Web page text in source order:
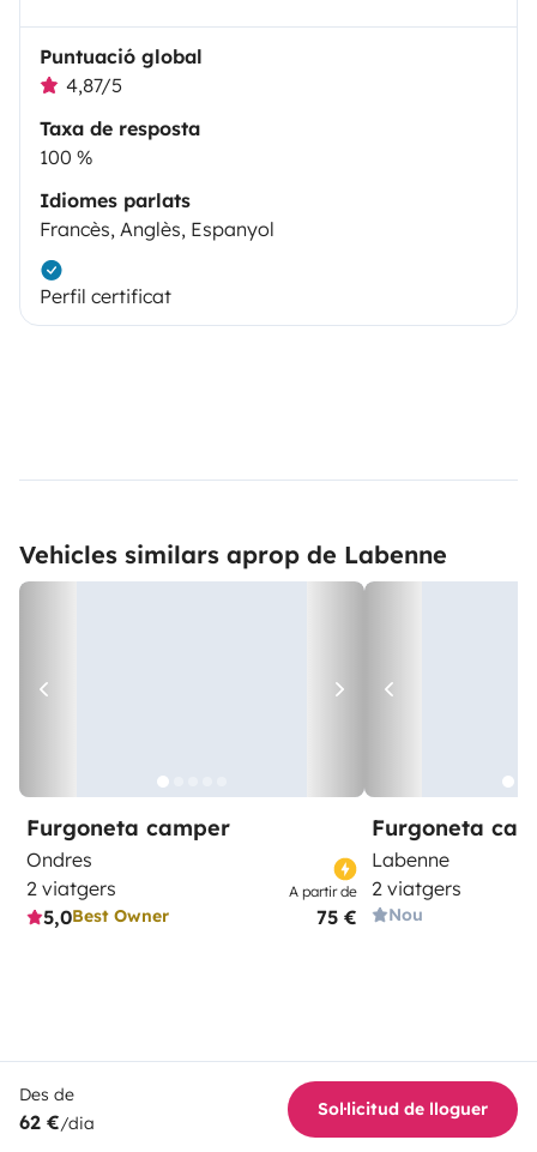
Puntuació global
4,87/5
Taxa de resposta
100 %
Idiomes parlats
Francès, Anglès, Espanyol
Perfil certificat
Vehicles similars aprop de Labenne
Furgoneta camper
Ondres
2 viatgers
5,0Best Owner
A partir de
75 €
Furgoneta
Labenne
2 viatgers
Nou
Des de
62 €/dia
Sol·licitud de lloguer